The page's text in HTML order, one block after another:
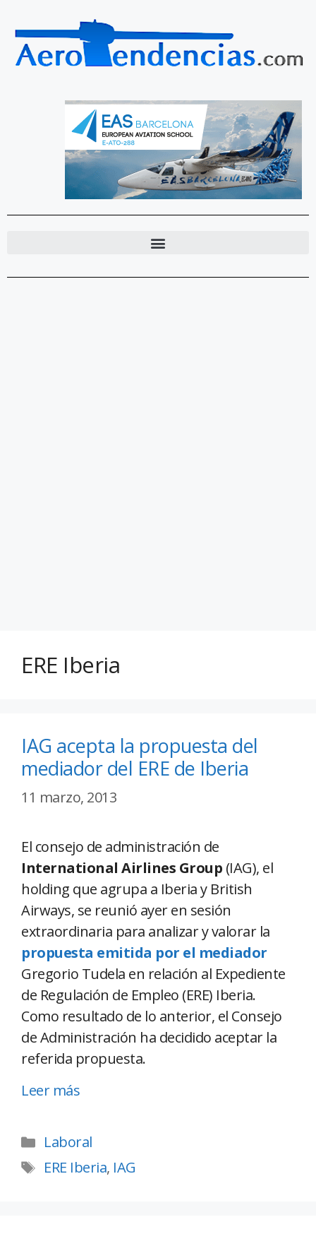
ERE Iberia
IAG acepta la propuesta del
mediador del ERE de Iberia
11 marzo, 2013
El consejo de administración de
International Airlines Group (IAG), el
holding que agrupa a Iberia y British
Airways, se reunió ayer en sesión
extraordinaria para analizar y valorar la
propuesta emitida por el mediador
Gregorio Tudela en relación al Expediente
de Regulación de Empleo (ERE) Iberia.
Como resultado de lo anterior, el Consejo
de Administración ha decidido aceptar la
referida propuesta.
Leer más
Laboral
ERE Iberia, IAG